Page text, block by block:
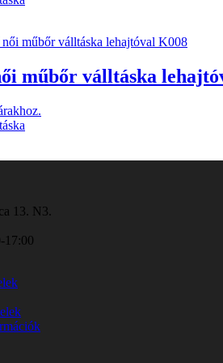
műbőr válltáska
13. N3.
17:00